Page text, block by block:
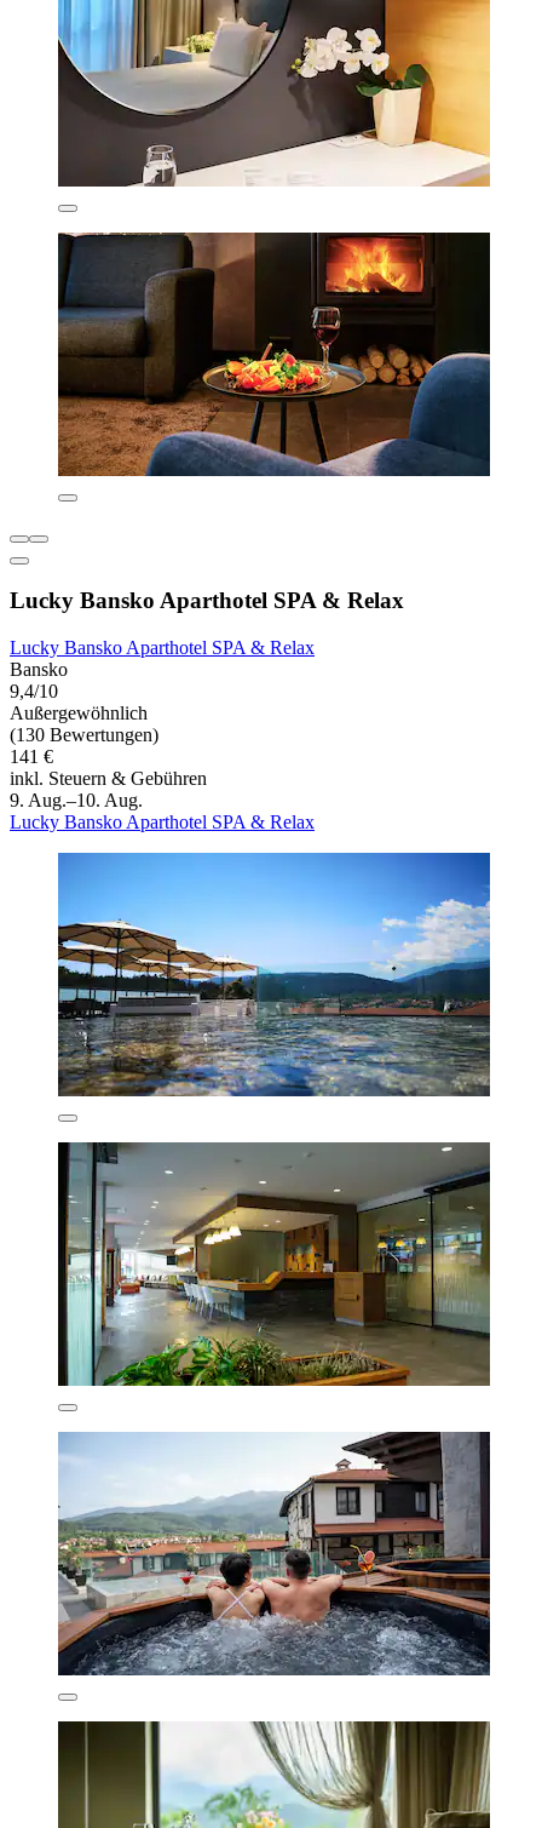
Lucky Bansko Aparthotel SPA & Relax
Lucky Bansko Aparthotel SPA & Relax
Bansko
9,4/10
Außergewöhnlich
(130 Bewertungen)
141 €
inkl. Steuern & Gebühren
9. Aug.–10. Aug.
Lucky Bansko Aparthotel SPA & Relax